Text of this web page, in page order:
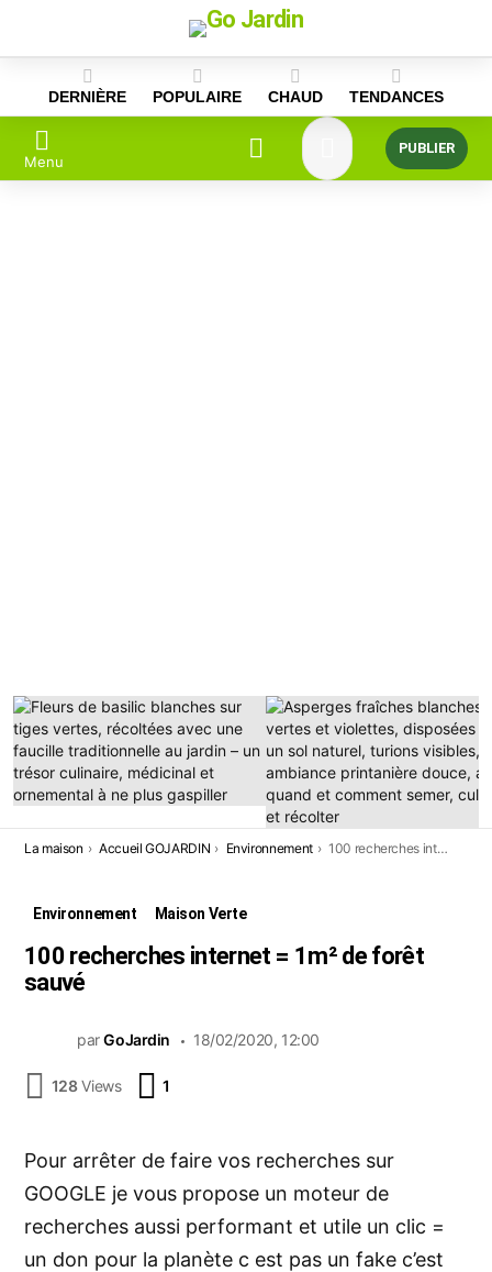
content
DERNIÈRE POPULAIRE CHAUD TENDANCES
Menu
PUBLIER
DERNIÈRES
HISTOIRES
Vous êtes ici:
La maison Accueil GOJARDIN Environnement 100 recherches internet = 1m² de forêt sauvé
Environnement Maison Verte
100 recherches internet = 1m² de forêt
sauvé
par GoJardin 18/02/2020, 12:00
128 Views 1
Pour arrêter de faire vos recherches sur
GOOGLE je vous propose un moteur de
recherches aussi performant et utile un clic =
un don pour la planète c est pas un fake c’est